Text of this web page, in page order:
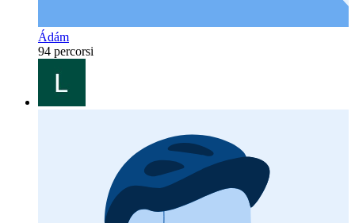
Ádám
94 percorsi